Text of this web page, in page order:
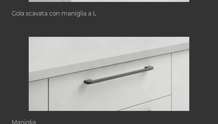
Gola scavata con maniglia a L
Maniglia